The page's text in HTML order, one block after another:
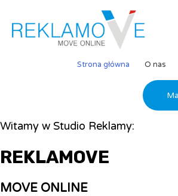
Strona główna O nas
Witamy w Studio Reklamy:
REKLAMOVE
MOVE ONLINE